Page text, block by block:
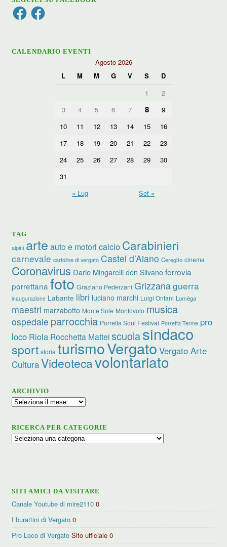
FacebookFacebook
CALENDARIO EVENTI
Agosto 2026
L
M M G V S
D
1
2
3
4 5 6 7 8
9
10
11 12 13 14 15
16
17
18 19 20 21 22
23
24
25 26 27 28 29
30
31
« Lug
Set »
TAG
alpini arte auto e motori calcio Carabinieri
carnevale cartoline di vergato Castel d’Aiano Cereglio cinema
Coronavirus Dario Mingarelli don Silvano ferrovia
porrettana foto Graziano Pederzani Grizzanaguerra
inaugurazione Labante libri luciano marchi Luigi Ontani Lumèga
maestri marzabotto Monte Sole Montovolo musica
ospedale parrocchia Porretta Soul Festival Porretta Terme pro
loco Riola Rocchetta Matteiscuolasindaco
sport storia turismoVergato Vergato Arte
CulturaVideotecavolontariato
ARCHIVIO
Archivio
RICERCA PER CATEGORIE
Ricerca
SITI AMICI DA VISITARE
Canale Youtube di mire2110 0
I burattini di Vergato 0
Pro Loco di Vergato Sito ufficiale 0